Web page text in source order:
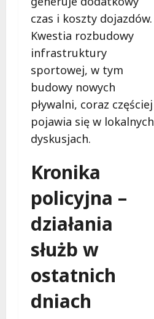
czas i koszty dojazdów.
Kwestia rozbudowy
infrastruktury
sportowej, w tym
budowy nowych
pływalni, coraz częściej
pojawia się w lokalnych
dyskusjach.
Kronika
policyjna –
działania
służb w
ostatnich
dniach